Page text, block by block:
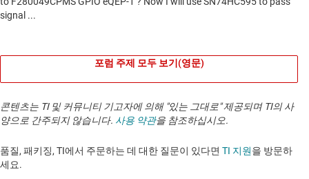
포럼 주제 모두 보기(영문)
콘텐츠는 TI 및 커뮤니티 기고자에 의해 "있는 그대로" 제공되며 TI의 사
양으로 간주되지 않습니다. 사용 약관을 참조하십시오.
품질, 패키징, TI에서 주문하는 데 대한 질문이 있다면 TI 지원을 방문하
세요. ​​​​​​​​​​​​​​